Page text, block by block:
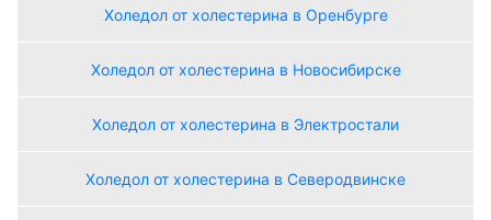
Холедол от холестерина в Оренбурге
Холедол от холестерина в Новосибирске
Холедол от холестерина в Электростали
Холедол от холестерина в Северодвинске